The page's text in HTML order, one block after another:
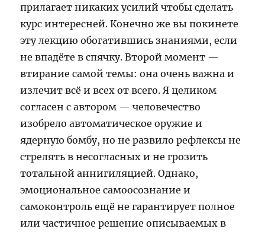
прилагает никаких усилий чтобы сделать
курс интересней. Конечно же вы покинете
эту лекцию обогатившись знаниями, если
не впадёте в спячку. Второй момент —
втирание самой темы: она очень важна и
излечит всё и всех от всего. Я целиком
согласен с автором — человечество
изобрело автоматическое оружие и
ядерную бомбу, но не развило рефлексы не
стрелять в несогласных и не грозить
тотальной аннигиляцией. Однако,
эмоциональное самоосознание и
самоконтроль ещё не гарантирует полное
или частичное решение описываемых в